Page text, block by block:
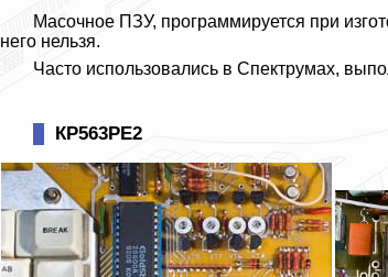
Масочное ПЗУ, программируется при
него нельзя.
Часто использовались в Спектрумах,
КР563РЕ2